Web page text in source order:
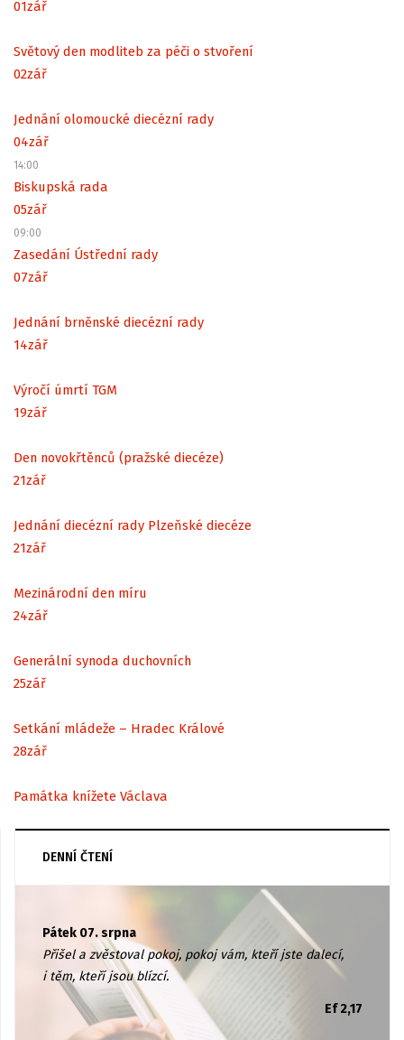
01zář
Světový den modliteb za péči o stvoření
02zář
Jednání olomoucké diecézní rady
04zář
14:00
Biskupská rada
05zář
09:00
Zasedání Ústřední rady
07zář
Jednání brněnské diecézní rady
14zář
Výročí úmrtí TGM
19zář
Den novokřtěnců (pražské diecéze)
21zář
Jednání diecézní rady Plzeňské diecéze
21zář
Mezinárodní den míru
24zář
Generální synoda duchovních
25zář
Setkání mládeže – Hradec Králové
28zář
Památka knížete Václava
DENNÍ ČTENÍ
Pátek 07. srpna
Přišel a zvěstoval pokoj, pokoj vám, kteří jste dalecí,
i těm, kteří jsou blízcí.
Ef 2,17